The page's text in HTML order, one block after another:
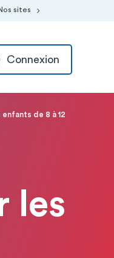
sites
Connexion
de 8 à 12
les